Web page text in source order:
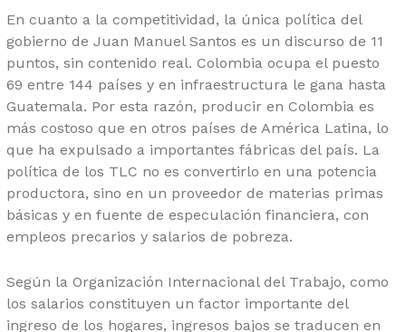
En cuanto a la competitividad, la única política del
gobierno de Juan Manuel Santos es un discurso de 11
puntos, sin contenido real. Colombia ocupa el puesto
69 entre 144 países y en infraestructura le gana hasta
Guatemala. Por esta razón, producir en Colombia es
más costoso que en otros países de América Latina, lo
que ha expulsado a importantes fábricas del país. La
política de los TLC no es convertirlo en una potencia
productora, sino en un proveedor de materias primas
básicas y en fuente de especulación financiera, con
empleos precarios y salarios de pobreza.
Según la Organización Internacional del Trabajo, como
los salarios constituyen un factor importante del
ingreso de los hogares, ingresos bajos se traducen en